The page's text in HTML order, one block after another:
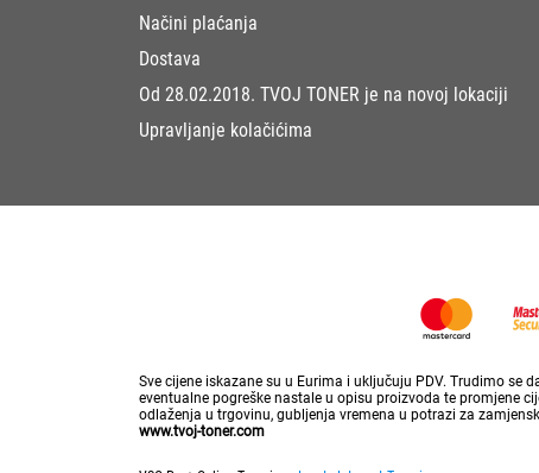
Načini plaćanja
Dostava
Od 28.02.2018. TVOJ TONER je na novoj lokaciji
Upravljanje kolačićima
Sve cijene iskazane su u Eurima i uključuju PDV. Trudimo
eventualne pogreške nastale u opisu proizvoda te promjene
odlaženja u trgovinu, gubljenja vremena u potrazi za
www.tvoj-toner.com